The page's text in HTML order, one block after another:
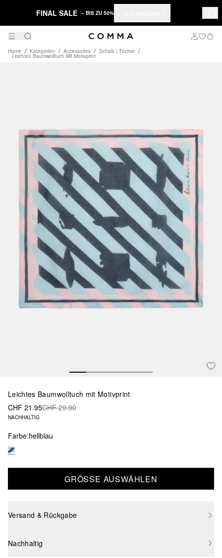
FINAL SALE – BIS ZU 50%
Home Kategorien Accessoires Schals | Tücher
Leichtes Baumwolltuch Mit Motivprint
Leichtes Baumwolltuch mit Motivprint
CHF 21.95CHF 29.90
NACHHALTIG
Farbe:hellblau
GRÖSSE AUSWÄHLEN
Versand & Rückgabe
Nachhaltig